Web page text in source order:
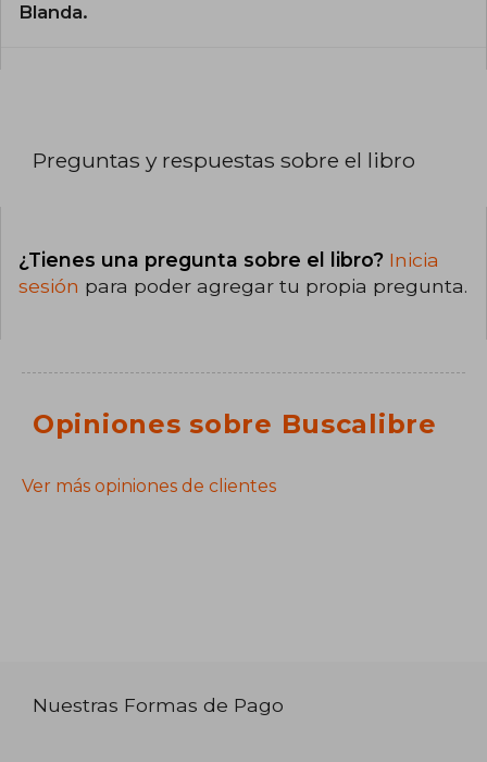
Blanda.
Preguntas y respuestas sobre el libro
¿Tienes una pregunta sobre el libro? Inicia
sesión para poder agregar tu propia pregunta.
Opiniones sobre Buscalibre
Ver más opiniones de clientes
Nuestras Formas de Pago